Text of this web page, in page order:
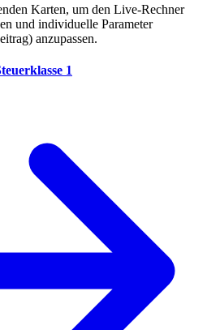
Karten, um den Live-Rechner
und individuelle Parameter
anzupassen.
1